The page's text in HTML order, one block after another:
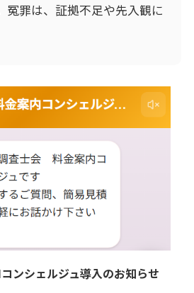
冤罪は、証拠不足や先入観に
ンシェルジュ導入のお知らせ